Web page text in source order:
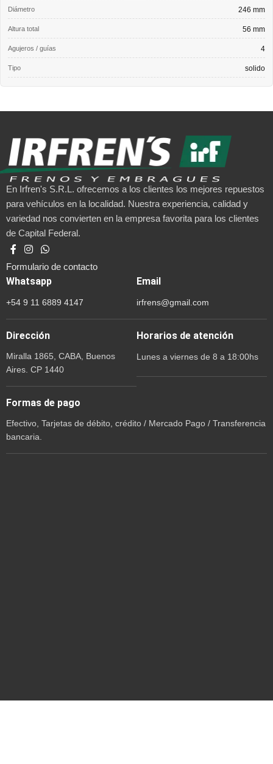
Diámetro 246 mm
Altura total 56 mm
Agujeros / guías 4
Tipo solido
En Irfren's S.R.L. ofrecemos a los clientes los mejores repuestos
para vehículos en la localidad. Nuestra experiencia, calidad y
variedad nos convierten en la empresa favorita para los clientes
de Capital Federal.
Formulario de contacto
Whatsapp
+54 9 11 6889 4147
Email
irfrens@gmail.com
Dirección
Miralla 1865, CABA, Buenos
Aires. CP 1440
Horarios de atención
Lunes a viernes de 8 a 18:00hs
Formas de pago
Efectivo, Tarjetas de débito, crédito / Mercado Pago / Transferencia
bancaria.